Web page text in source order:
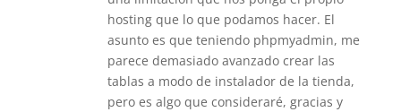
hosting que lo que podamos hacer. El
asunto es que teniendo phpmyadmin, me
parece demasiado avanzado crear las
tablas a modo de instalador de la tienda,
pero es algo que consideraré, gracias y